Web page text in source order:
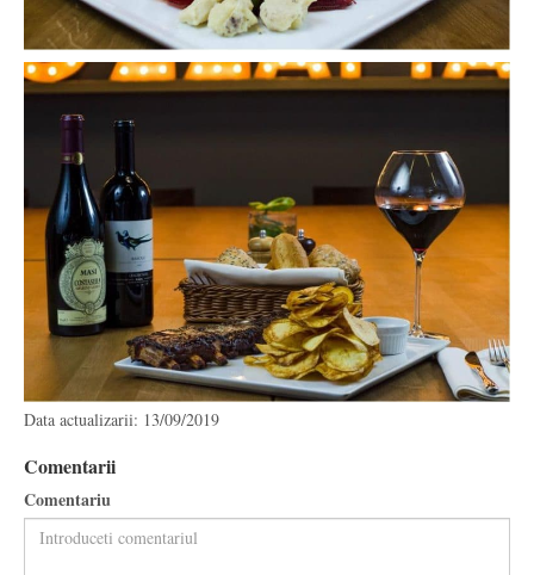
Data actualizarii: 13/09/2019
Comentarii
Comentariu